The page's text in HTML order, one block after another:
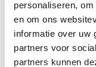
personaliseren,
en om ons
informatie over uw
partners voor
partners kunnen